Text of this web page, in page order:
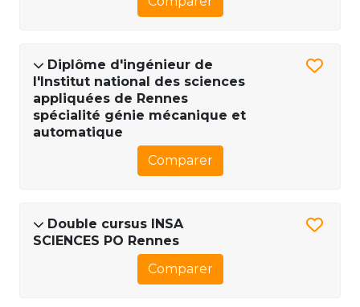
Diplôme d'ingénieur de
l'Institut national des sciences
appliquées de Rennes
spécialité génie mécanique et
automatique
Comparer
Double cursus INSA
SCIENCES PO Rennes
Comparer